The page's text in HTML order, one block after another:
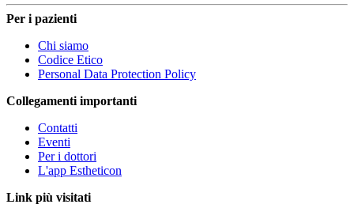
Per i pazienti
Chi siamo
Codice Etico
Personal Data Protection Policy
Collegamenti importanti
Contatti
Eventi
Per i dottori
L'app Estheticon
Link più visitati